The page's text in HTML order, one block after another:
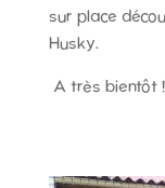
sur place
Husky.
A très bientôt !